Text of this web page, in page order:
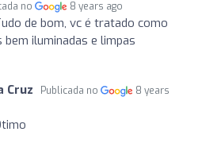
no 8 years ago
de bom, vc é tratado como
bem iluminadas e limpas
Cruz Publicada no
8 years